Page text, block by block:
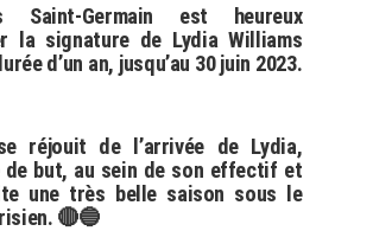
Saint-Germain est heureux
la signature de Lydia Williams
d’un an, jusqu’au 30 juin 2023.
réjouit de l’arrivée de Lydia,
de but, au sein de son effectif et
une très belle saison sous le
🔴🔵